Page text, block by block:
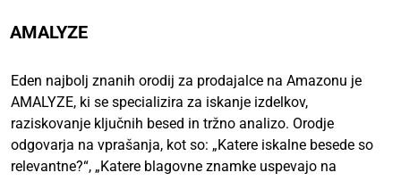
AMALYZE
Eden najbolj znanih orodij za prodajalce na Amazonu je
AMALYZE, ki se specializira za iskanje izdelkov,
raziskovanje ključnih besed in tržno analizo. Orodje
odgovarja na vprašanja, kot so: „Katere iskalne besede so
relevantne?“, „Katere blagovne znamke uspevajo na